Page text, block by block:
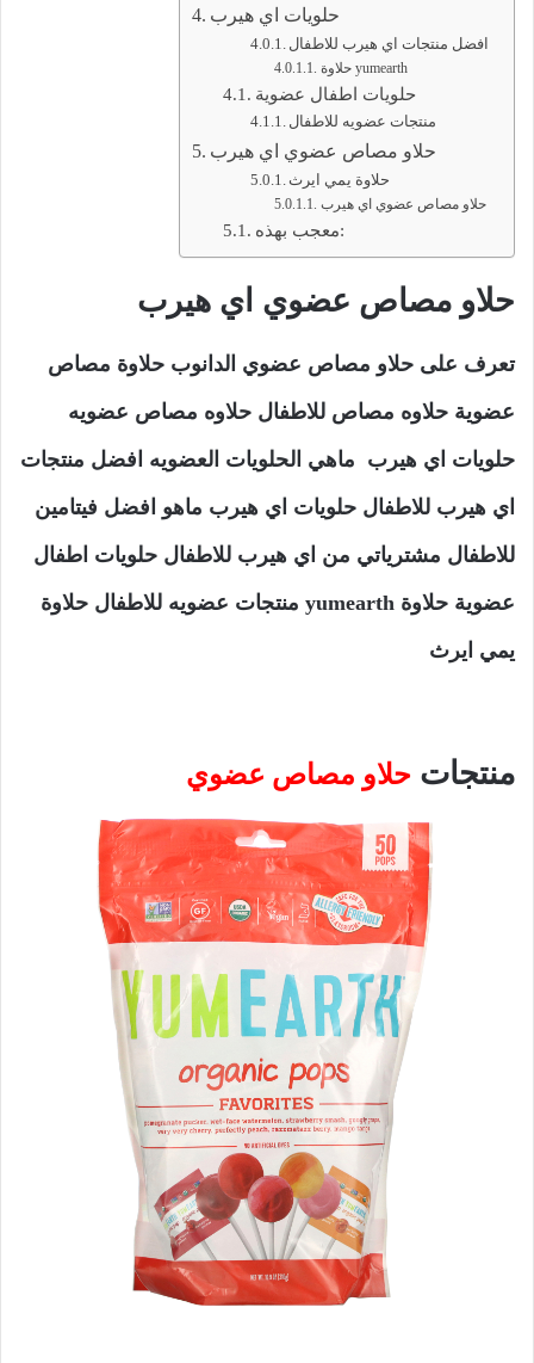
حلويات اي هيرب
افضل منتجات اي هيرب للاطفال
حلاوة yumearth
حلويات اطفال عضوية
منتجات عضويه للاطفال
حلاو مصاص عضوي اي هيرب
حلاوة يمي ايرث
حلاو مصاص عضوي اي هيرب
معجب بهذه:
حلاو مصاص عضوي اي هيرب
تعرف على حلاو مصاص عضوي الدانوب حلاوة مصاص
عضوية حلاوه مصاص للاطفال حلاوه مصاص عضويه
حلويات اي هيرب ماهي الحلويات العضويه افضل منتجات
اي هيرب للاطفال حلويات اي هيرب ماهو افضل فيتامين
للاطفال مشترياتي من اي هيرب للاطفال حلويات اطفال
عضوية حلاوة yumearth منتجات عضويه للاطفال حلاوة
يمي ايرث
منتجات حلاو مصاص عضوي